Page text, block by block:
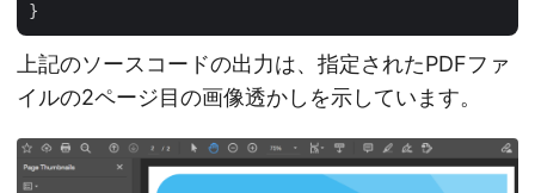
上記のソースコードの出力は、指定されたPDFファ
イルの2ページ目の画像透かしを示しています。